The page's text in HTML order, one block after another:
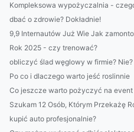
Kompleksowa wypożyczalnia -
dbać o zdrowie? Dokładnie!
9,9 Internautów Już Wie Jak
Rok 2025 - czy trenować?
obliczyć ślad węglowy w firmie? Nie?
Po co i dlaczego warto jeść roslinnie
Co jeszcze warto pożyczyć na
Szukam 12 Osób, Którym Przekażę
kupić auto profesjonalnie?